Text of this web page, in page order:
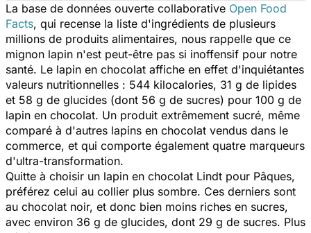
La base de données ouverte collaborative Open Food
Facts, qui recense la liste d'ingrédients de plusieurs
millions de produits alimentaires, nous rappelle que ce
mignon lapin n'est peut-être pas si inoffensif pour notre
santé. Le lapin en chocolat affiche en effet d'inquiétantes
valeurs nutritionnelles : 544 kilocalories, 31 g de lipides
et 58 g de glucides (dont 56 g de sucres) pour 100 g de
lapin en chocolat. Un produit extrêmement sucré, même
comparé à d'autres lapins en chocolat vendus dans le
commerce, et qui comporte également quatre marqueurs
d'ultra-transformation.
Quitte à choisir un lapin en chocolat Lindt pour Pâques,
préférez celui au collier plus sombre. Ces derniers sont
au chocolat noir, et donc bien moins riches en sucres,
avec environ 36 g de glucides, dont 29 g de sucres. Plus